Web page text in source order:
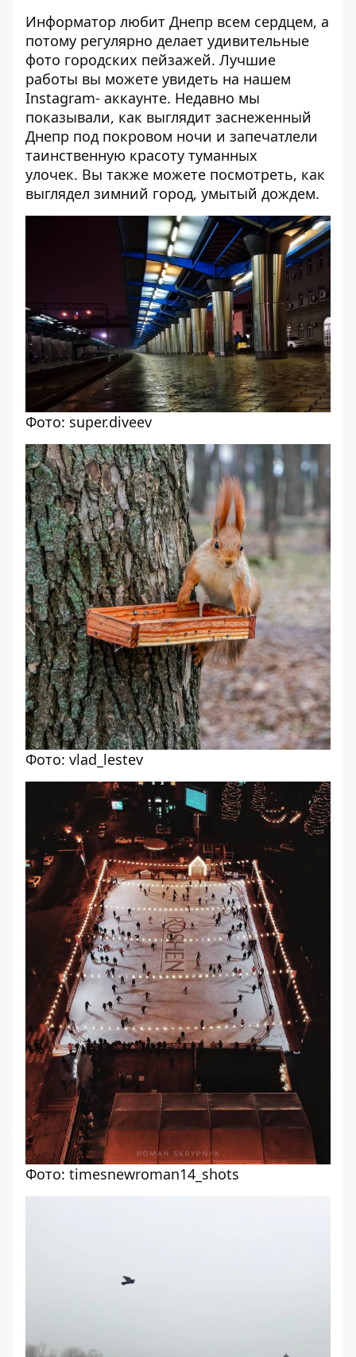
Информатор любит Днепр всем сердцем, а
потому регулярно делает удивительные
фото городских пейзажей. Лучшие
работы вы можете увидеть на нашем
Instagram- аккаунте. Недавно мы
показывали, как выглядит заснеженный
Днепр под покровом ночи и запечатлели
таинственную красоту туманных
улочек. Вы также можете посмотреть, как
выглядел зимний город, умытый дождем.
Фото: super.diveev
Фото: vlad_lestev
Фото: timesnewroman14_shots